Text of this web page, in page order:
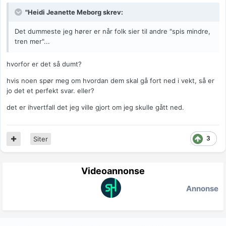
"Heidi Jeanette Meborg skrev:
Det dummeste jeg hører er når folk sier til andre "spis mindre,
tren mer"...
hvorfor er det så dumt?
hvis noen spør meg om hvordan dem skal gå fort ned i vekt, så er
jo det et perfekt svar. eller?
det er ihvertfall det jeg ville gjort om jeg skulle gått ned.
3
Siter
Videoannonse
Annonse